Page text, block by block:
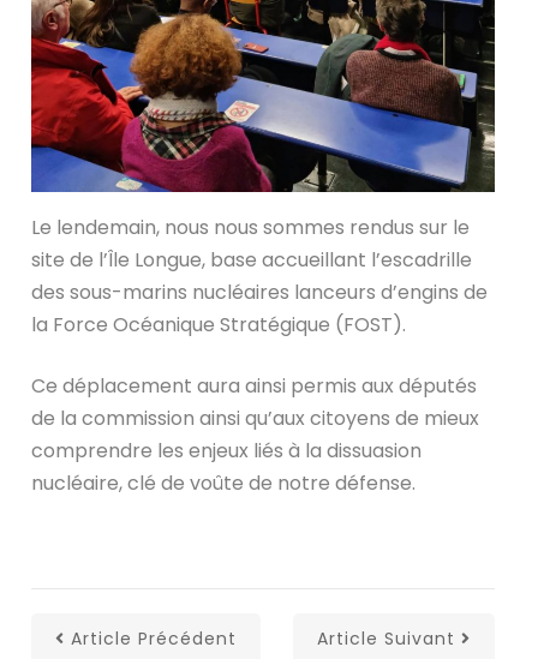
Le lendemain, nous nous sommes rendus sur le
site de l’Île Longue, base accueillant l’escadrille
des sous-marins nucléaires lanceurs d’engins de
la Force Océanique Stratégique (FOST).
Ce déplacement aura ainsi permis aux députés
de la commission ainsi qu’aux citoyens de mieux
comprendre les enjeux liés à la dissuasion
nucléaire, clé de voûte de notre défense.
Article Précédent Article Suivant